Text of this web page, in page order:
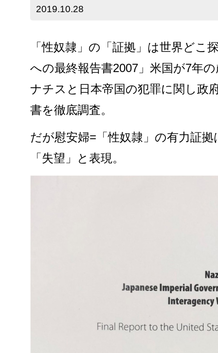
2019.10.28
「性奴隷」の「証拠」は世界どこ
への最終報告書2007」米国が7年
ナチスと日本帝国の犯罪に関し政
書を徹底調査。
だが慰安婦=「性奴隷」の有力証
「失望」と表現。